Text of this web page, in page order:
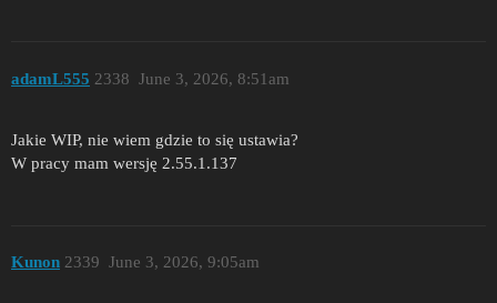
adamL555 June 3, 2026, 8:51am
2338
Jakie WIP, nie wiem gdzie to się ustawia?
W pracy mam wersję 2.55.1.137
Kunon June 3, 2026, 9:05am
2339